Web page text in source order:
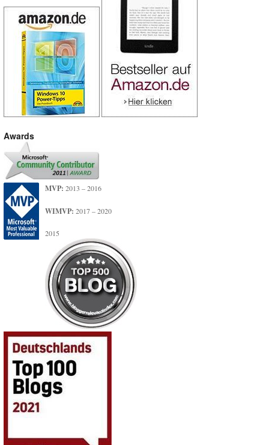
Awards
MVP: 2013 – 2016
WIMVP: 2017 – 2020
2015